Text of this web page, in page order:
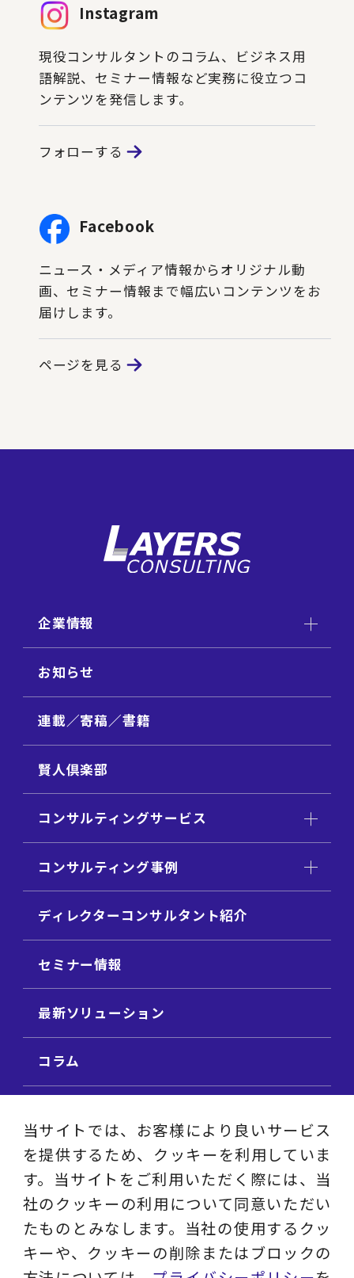
Instagram
現役コンサルタントのコラム、ビジネス用
語解説、セミナー情報など実務に役立つコ
ンテンツを発信します。
フォローする
Facebook
ニュース・メディア情報からオリジナル動
画、セミナー情報まで幅広いコンテンツをお
届けします。
ページを見る
企業情報
お知らせ
連載／寄稿／書籍
賢人倶楽部
コンサルティングサービス
コンサルティング事例
ディレクターコンサルタント紹介
セミナー情報
最新ソリューション
コラム
ビジネステーマ解説集
動画ライブラリ
採用サイト
当サイトでは、お客様により良いサービス
を提供するため、クッキーを利用していま
す。当サイトをご利用いただく際には、当
社のクッキーの利用について同意いただい
たものとみなします。当社の使用するクッ
キーや、クッキーの削除またはブロックの